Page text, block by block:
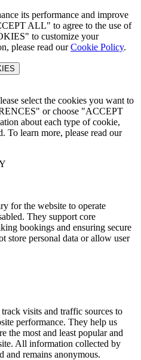
its performance and improve
ALL" to agree to the use of
to customize your
please read ourCookie Policy.
select the cookies you want to
or choose "ACCEPT
about each type of cookie,
To learn more, please read our
for the website to operate
They support core
bookings and ensuring secure
store personal data or allow user
visits and traffic sources to
performance. They help us
the most and least popular and
All information collected by
and remains anonymous.